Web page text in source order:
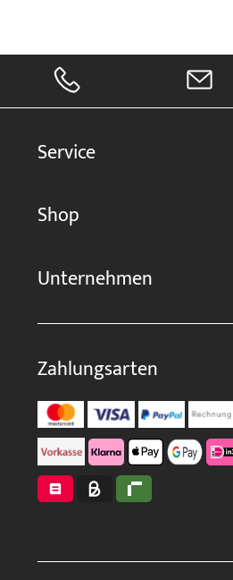
Service
Shop
Unternehmen
Zahlungsarten